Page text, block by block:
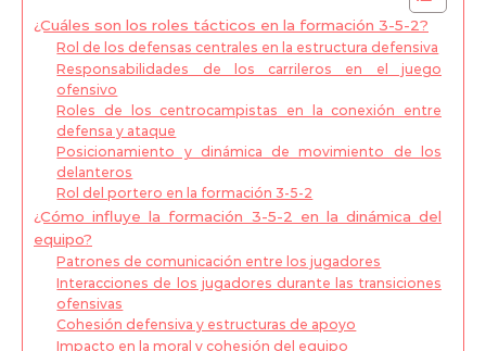
¿Cuáles son los roles tácticos en la formación 3-5-2?
Rol de los defensas centrales en la estructura defensiva
Responsabilidades de los carrileros en el juego
ofensivo
Roles de los centrocampistas en la conexión entre
defensa y ataque
Posicionamiento y dinámica de movimiento de los
delanteros
Rol del portero en la formación 3-5-2
¿Cómo influye la formación 3-5-2 en la dinámica del
equipo?
Patrones de comunicación entre los jugadores
Interacciones de los jugadores durante las transiciones
ofensivas
Cohesión defensiva y estructuras de apoyo
Impacto en la moral y cohesión del equipo